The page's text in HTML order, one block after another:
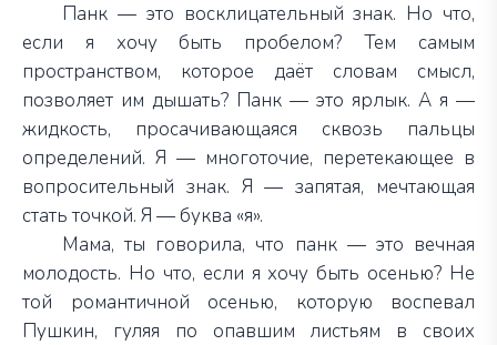
Панк — это восклицательный знак. Но что,
если я хочу быть пробелом? Тем самым
пространством, которое даёт словам смысл,
позволяет им дышать? Панк — это ярлык. А я —
жидкость, просачивающаяся сквозь пальцы
определений. Я — многоточие, перетекающее в
вопросительный знак. Я — запятая, мечтающая
стать точкой. Я —буква «я».
Мама, ты говорила, что панк — это вечная
молодость. Но что, если я хочу быть осенью? Не
той романтичной осенью, которую воспевал
Пушкин, гуляя по опавшим листьям в своих